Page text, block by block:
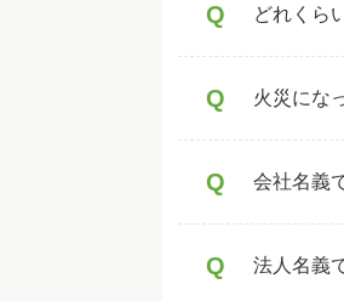
Q どれくら
Q 火災にな
Q 会社名義
Q 法人名義